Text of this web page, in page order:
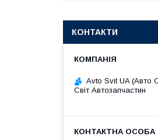
КОНТАКТИ
Avto Svit UA (Авто
Світ Автозапчастин